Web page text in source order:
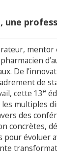
une
mentor
De
de
cette 13e
multiples
des
concrètes,
pour évoluer